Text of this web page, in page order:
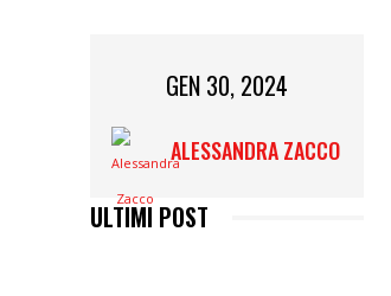
GEN 30, 2024
ALESSANDRA ZACCO
ULTIMI POST